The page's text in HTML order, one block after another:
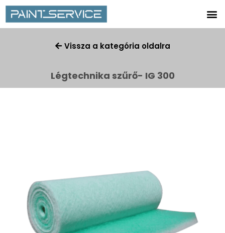
Vissza a kategória oldalra
Légtechnika szűrő- IG 300